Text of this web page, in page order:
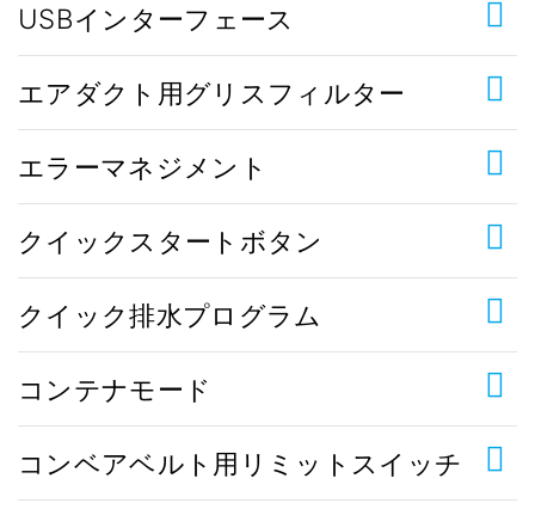
USBインターフェース
エアダクト用グリスフィルター
エラーマネジメント
クイックスタートボタン
クイック排水プログラム
コンテナモード
コンベアベルト用リミットスイッチ